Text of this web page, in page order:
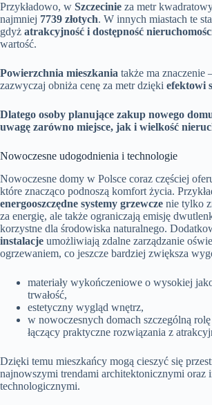
Przykładowo, w Szczecinie za metr
najmniej 7739 złotych. W innych miastach te
gdyż atrakcyjność i dostępność
wartość.
Powierzchnia mieszkania także ma znaczenie
zazwyczaj obniża cenę za metr dzięki efektowi
Dlatego osoby planujące zakup nowego
uwagę zarówno miejsce, jak i wielkość
Nowoczesne udogodnienia i technologie
Nowoczesne domy w Polsce coraz częściej
które znacząco podnoszą komfort życia.
energooszczędne systemy grzewcze nie tylko
za energię, ale także ograniczają emisję
korzystne dla środowiska naturalnego.
instalacje umożliwiają zdalne zarządzanie
ogrzewaniem, co jeszcze bardziej zwiększa
materiały wykończeniowe o wysokiej
trwałość,
estetyczny wygląd wnętrz,
w nowoczesnych domach szczególną
łączący praktyczne rozwiązania z
Dzięki temu mieszkańcy mogą cieszyć się
najnowszymi trendami architektonicznymi oraz
technologicznymi.